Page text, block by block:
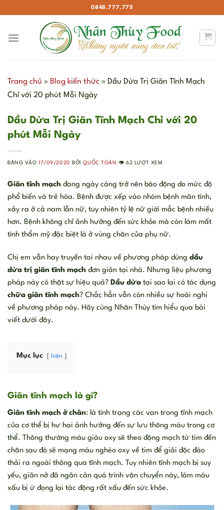
dung
0848.777.775
Trang chủ » Blog kiến thức » Dầu Dừa Trị Giãn Tĩnh Mạch
Chỉ với 20 phút Mỗi Ngày
Dầu Dừa Trị Giãn Tĩnh Mạch Chỉ với 20
phút Mỗi Ngày
ĐĂNG VÀO17/09/2020 BỞIQUỐC TOÀN 👁️ 62 LƯỢT XEM
Giãn tĩnh mạch đang ngày càng trở nên báo động do mức độ
phổ biến và trẻ hóa. Bệnh được xếp vào nhóm bệnh mãn tính,
xảy ra ở cả nam lẫn nữ, tuy nhiên tỷ lệ nữ giới mắc bệnh nhiều
hơn. Bệnh không chỉ ảnh hưởng đến sức khỏe mà còn làm mất
tính thẩm mỹ đặc biệt là ở vùng chân của phụ nữ.
Chị em vẫn hay truyền tai nhau về phương pháp dùng dầu
dừa trị giãn tĩnh mạch đơn giản tại nhà. Nhưng liệu phương
pháp này có thật sự hiệu quả? Dầu dừa tại sao lại có tác dụng
chữa giãn tĩnh mạch? Chắc hẳn vẫn còn nhiều sự hoài nghi
về phương pháp này. Hãy cùng Nhân Thùy tìm hiểu qua bài
viết dưới đây.
Mục lục hiện
Giãn tĩnh mạch là gì?
Giãn tĩnh mạch ở chân: là tình trạng các van trong tĩnh mạch
của cơ thể bị hư hại ảnh hưởng đến sự lưu thông máu trong cơ
thể. Thông thường máu giàu oxy sẽ theo động mạch từ tim đến
chân sau đó sẽ mạng máu nghèo oxy về tim để giải độc đào
thải ra ngoài thông qua tĩnh mạch. Tuy nhiên tĩnh mạch bị suy
yếu, giãn nở đã ngăn cản quá trình vận chuyển này, làm máu
xấu bị ứ đọng lại tác động rất xấu đến sức khỏe.